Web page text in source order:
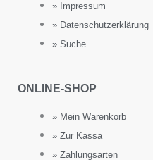
» Impressum
» Datenschutzerklärung
» Suche
ONLINE-SHOP
» Mein Warenkorb
» Zur Kassa
» Zahlungsarten